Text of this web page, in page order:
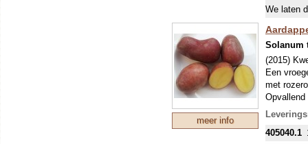
glas). De
70x40
We laten
meer info
Solanum
(2015)
Een
met
Opvallend
SNIJDT
405040.1